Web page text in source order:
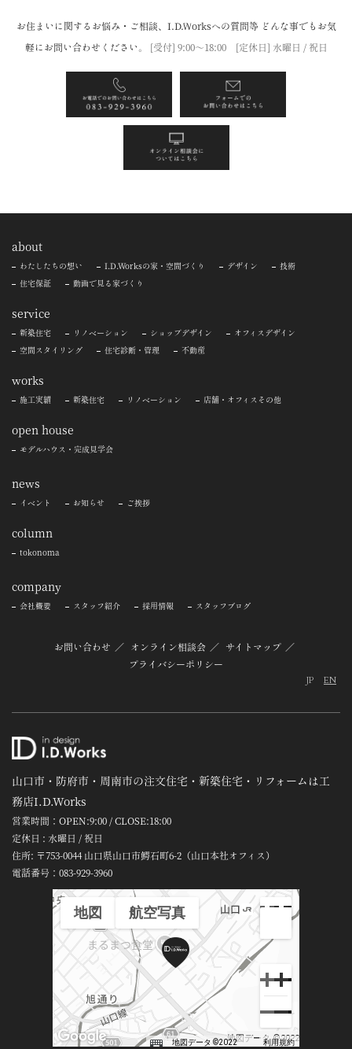
お住まいに関するお悩み・ご相談、I.D.Worksへの質問等 どんな事でもお気
軽にお問い合わせください。 [受付] 9:00〜18:00 [定休日] 水曜日 / 祝日
about
わたしたちの想い I.D.Worksの家・空間づくり デザイン 技術
住宅保証 動画で見る家づくり
service
新築住宅 リノベーション ショップデザイン オフィスデザイン
空間スタイリング 住宅診断・管理 不動産
works
施工実績 新築住宅 リノベーション 店舗・オフィスその他
open house
モデルハウス・完成見学会
news
イベント お知らせ ご挨拶
column
tokonoma
company
会社概要 スタッフ紹介 採用情報 スタッフブログ
お問い合わせ オンライン相談会
サイトマップ
プライバシーポリシー
JP EN
山口市・防府市・周南市の注文住宅・新築住宅・リフォームは工
務店I.D.Works
営業時間：OPEN:9:00 / CLOSE:18:00
定休日 : 水曜日 / 祝日
住所: 〒753-0044 山口県山口市鰐石町6-2（山口本社オフィス）
電話番号： 083-929-3960
地図 航空写真
地図データ ©2022 利用規約
地図データ ©2022